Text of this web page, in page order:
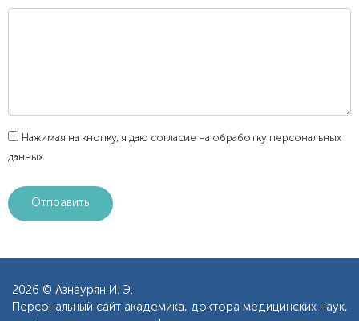
Нажимая на кнопку, я даю согласие на обработку персональных
данных
2026 © Азнаурян И. Э.
Персональный сайт академика, доктора медицинских наук,